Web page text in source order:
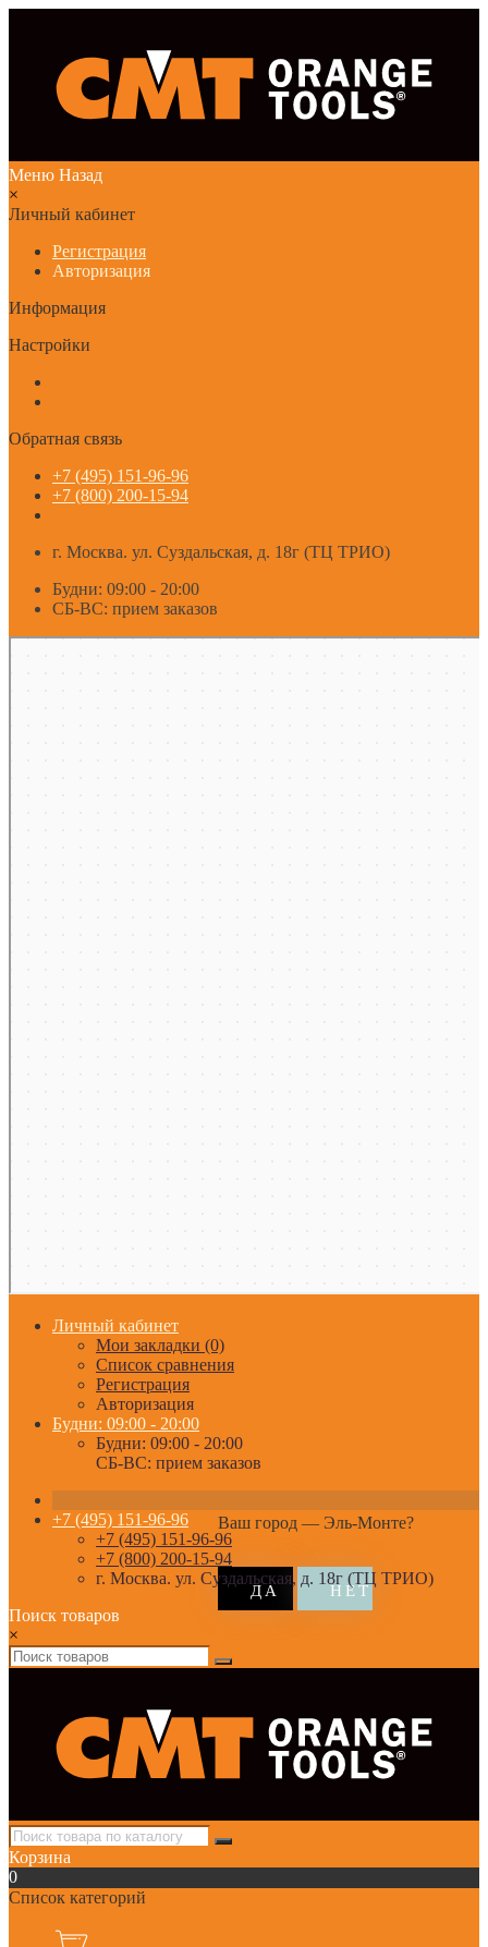
Меню Назад
×
Личный кабинет
Регистрация
Авторизация
Информация
Настройки
Обратная связь
+7 (495) 151-96-96
+7 (800) 200-15-94
г. Москва. ул. Суздальская, д. 18г (ТЦ ТРИО)
Будни: 09:00 - 20:00
СБ-ВС: прием заказов
Личный кабинет
Мои закладки (0)
Список сравнения
Регистрация
Авторизация
Будни: 09:00 - 20:00
Будни: 09:00 - 20:00
СБ-ВС: прием заказов
Ваш город — Эль-Монте?
+7 (495) 151-96-96
+7 (495) 151-96-96
+7 (800) 200-15-94
г. Москва. ул. Суздальская, д. 18г (ТЦ ТРИО)
Поиск товаров
×
Корзина
0
Список категорий